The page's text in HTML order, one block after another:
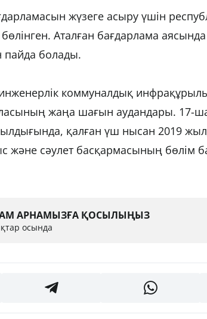
жүзеге асыру үшін
Аталған бағдарлама
болады.
коммуналдық
жаңа шағын аудандары. 17-
қалған үш нысан 2019
және сәулет басқармасының
АРНАМЫЗҒА ҚОСЫЛЫҢЫЗ
осында